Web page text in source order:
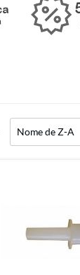
Nome de Z-A